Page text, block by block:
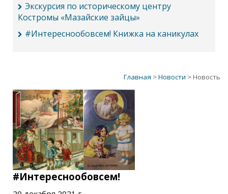
Экскурсия по историческому центру
Костромы «Мазайские зайцы»
#Интереснообовсем! Книжка на каникулах
Главная >Новости > Новость
#Интереснообовсем!